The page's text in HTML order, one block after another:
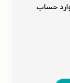
حساب